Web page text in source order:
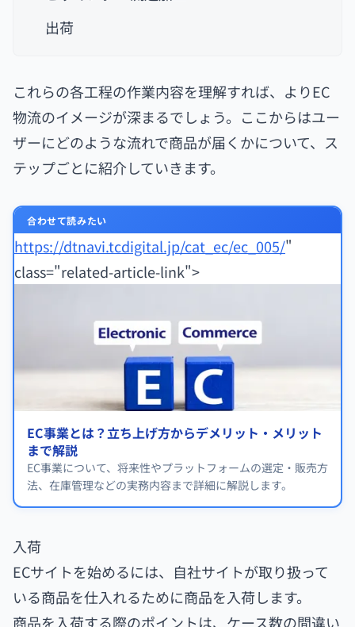
出荷
これらの各工程の作業内容を理解すれば、よりEC
物流のイメージが深まるでしょう。ここからはユー
ザーにどのような流れで商品が届くかについて、ス
テップごとに紹介していきます。
合わせて読みたい
https://dtnavi.tcdigital.jp/cat_ec/ec_005/"
class="related-article-link">
EC事業とは？立ち上げ方からデメリット・メリット
まで解説
EC事業について、将来性やプラットフォームの選定・販売方
法、在庫管理などの実務内容まで詳細に解説します。
入荷
ECサイトを始めるには、自社サイトが取り扱って
いる商品を仕入れるために商品を入荷します。
商品を入荷する際のポイントは、ケース数の間違い